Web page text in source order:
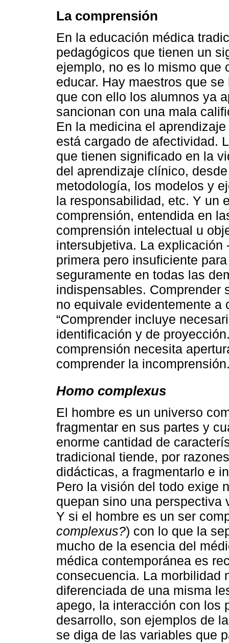
La comprensión
En la educación médica
pedagógicos que tienen un
ejemplo, no es lo mismo que
educar. Hay maestros que
que con ello los alumnos ya
sancionan con una mala
En la medicina el
está cargado de afectividad.
que tienen significado en la
del aprendizaje clínico,
metodología, los modelos y
la responsabilidad, etc. Y un
comprensión, entendida en
comprensión intelectual u
intersubjetiva. La
primera pero insuficiente
seguramente en todas las
indispensables. Comprender
no equivale evidentemente a
“Comprender incluye
identificación y de
comprensión necesita
comprender la
Homo complexus
El hombre es un universo
fragmentar en sus partes y
enorme cantidad de
tradicional tiende, por
didácticas, a fragmentarlo e
Pero la visión del todo exige
quepan sino una perspectiva
Y si el hombre es un ser
complexus?) con lo que la
mucho de la esencia del
médica contemporánea es
consecuencia. La morbilidad
diferenciada de una misma
apego, la interacción con los
desarrollo, son ejemplos de
se diga de las variables que